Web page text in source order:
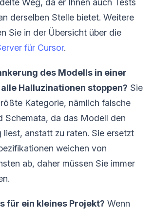
derselben Stelle bietet. Weitere
Sie in der Übersicht über die
für Cursor.
des Modells in einer
Halluzinationen stoppen? Sie
Kategorie, nämlich falsche
Schemata, da das Modell den
liest, anstatt zu raten. Sie ersetzt
weichen von
ab, daher müssen Sie immer
für ein kleines Projekt? Wenn